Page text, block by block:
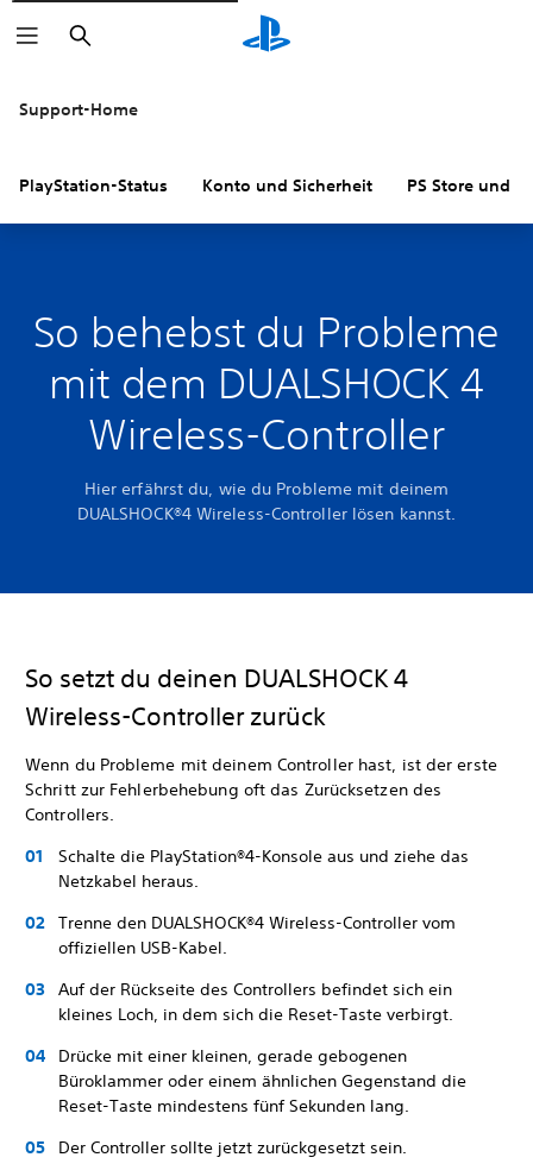
Suchen
Support-Home
PlayStation-Status Konto und Sicherheit PS Store und
So behebst du Probleme
mit dem DUALSHOCK 4
Wireless-Controller
Hier erfährst du, wie du Probleme mit deinem
DUALSHOCK®4 Wireless-Controller lösen kannst.
So setzt du deinen DUALSHOCK 4
Wireless-Controller zurück
Wenn du Probleme mit deinem Controller hast, ist der erste
Schritt zur Fehlerbehebung oft das Zurücksetzen des
Controllers.
Schalte die PlayStation®4-Konsole aus und ziehe das
Netzkabel heraus.
Trenne den DUALSHOCK®4 Wireless-Controller vom
offiziellen USB-Kabel.
Auf der Rückseite des Controllers befindet sich ein
kleines Loch, in dem sich die Reset-Taste verbirgt.
Drücke mit einer kleinen, gerade gebogenen
Büroklammer oder einem ähnlichen Gegenstand die
Reset-Taste mindestens fünf Sekunden lang.
Der Controller sollte jetzt zurückgesetzt sein.